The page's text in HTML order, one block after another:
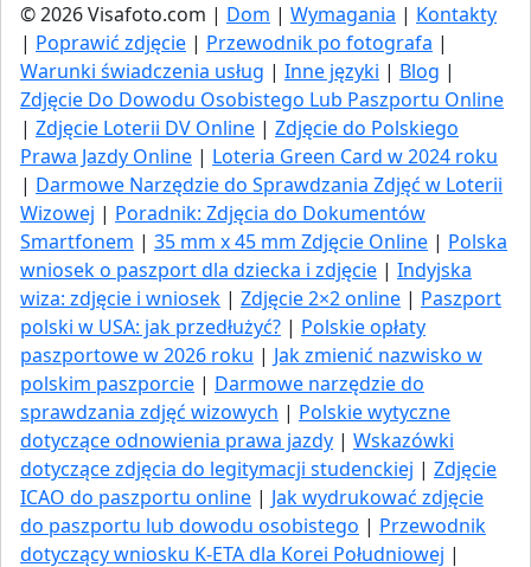
© 2026 Visafoto.com | Dom | Wymagania | Kontakty
| Poprawić zdjęcie | Przewodnik po fotografa |
Warunki świadczenia usług | Inne języki | Blog |
Zdjęcie Do Dowodu Osobistego Lub Paszportu Online
| Zdjęcie Loterii DV Online | Zdjęcie do Polskiego
Prawa Jazdy Online | Loteria Green Card w 2024 roku
| Darmowe Narzędzie do Sprawdzania Zdjęć w Loterii
Wizowej | Poradnik: Zdjęcia do Dokumentów
Smartfonem | 35 mm x 45 mm Zdjęcie Online | Polska
wniosek o paszport dla dziecka i zdjęcie | Indyjska
wiza: zdjęcie i wniosek | Zdjęcie 2×2 online | Paszport
polski w USA: jak przedłużyć​? | Polskie opłaty
paszportowe w 2026 roku | Jak zmienić nazwisko w
polskim paszporcie | Darmowe narzędzie do
sprawdzania zdjęć wizowych | Polskie wytyczne
dotyczące odnowienia prawa jazdy | Wskazówki
dotyczące zdjęcia do legitymacji studenckiej | Zdjęcie
ICAO do paszportu online | Jak wydrukować zdjęcie
do paszportu lub dowodu osobistego | Przewodnik
dotyczący wniosku K-ETA dla Korei Południowej |